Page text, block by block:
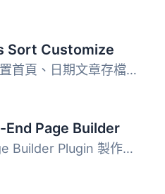
Sort Customize
本外掛可輕鬆設置首頁、日期文章存檔、分類/標籤/分類法文章...
End Page Builder
WordPress Page Builder Plugin 製作精彩內容不應該困難。這...